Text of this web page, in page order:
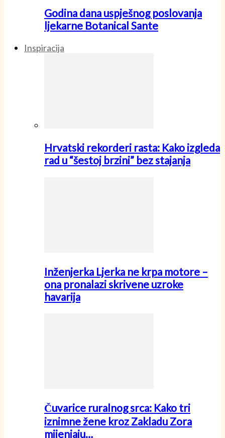
Godina dana uspješnog poslovanja
ljekarne Botanical Sante
Inspiracija
Hrvatski rekorderi rasta: Kako izgleda
rad u “šestoj brzini” bez stajanja
Inženjerka Ljerka ne krpa motore –
ona pronalazi skrivene uzroke
havarija
Čuvarice ruralnog srca: Kako tri
iznimne žene kroz Zakladu Zora
mijenjaju…